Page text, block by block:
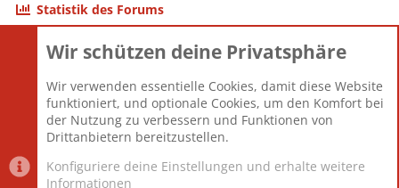
Statistik des Forums
Themen
Mitglieder
12.427
Neuestes Mitglied
Berlin
Wir schützen deine Privatsphäre
Wir verwenden essentielle Cookies, damit diese Website
funktioniert, und optionale Cookies, um den Komfort bei
der Nutzung zu verbessern und Funktionen von
Drittanbietern bereitzustellen.
Konfiguriere deine Einstellungen und erhalte weitere
Informationen